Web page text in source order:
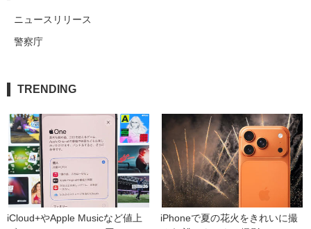
ニュースリリース
警察庁
TRENDING
iCloud+やApple Musicなど値上
iPhoneで夏の花火をきれいに撮